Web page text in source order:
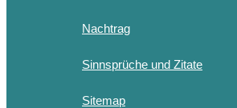
Nachtrag
Sinnsprüche und Zitate
Sitemap